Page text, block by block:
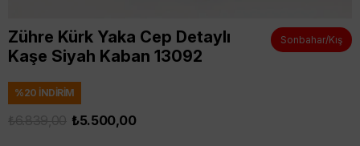
Zühre Kürk Yaka Cep Detaylı
Kaşe Siyah Kaban 13092
Sonbahar/Kış
%20 İNDIRIM
₺5.500,00